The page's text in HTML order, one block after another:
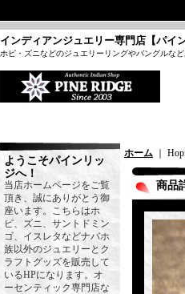
インディアンジュエリー専門店【パイ
ホピ・ズニなどのジュエリーリングやバングルなど
ようこそパインリッ
ジへ！
当店ホームページをご覧
頂き、誠にありがとう御
座います。こちらはホ
ピ、ズニ、サントドミン
ゴ、イスレタなどナバホ
族以外のジュエリーとク
ラフトグッズを販売して
いるHPになります。オ
ーセンティック専門店な
ホーム ｜
商品